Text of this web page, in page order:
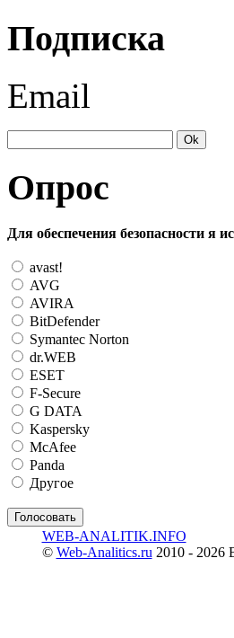
Подписка
Email
Опрос
Для обеспечения безопасности я
avast!
AVG
AVIRA
BitDefender
Symantec Norton
dr.WEB
ESET
F-Secure
G DATA
Kaspersky
McAfee
Panda
Другое
WEB-ANALITIK.INFO
© Web-Analitics.ru 2010 - 2026